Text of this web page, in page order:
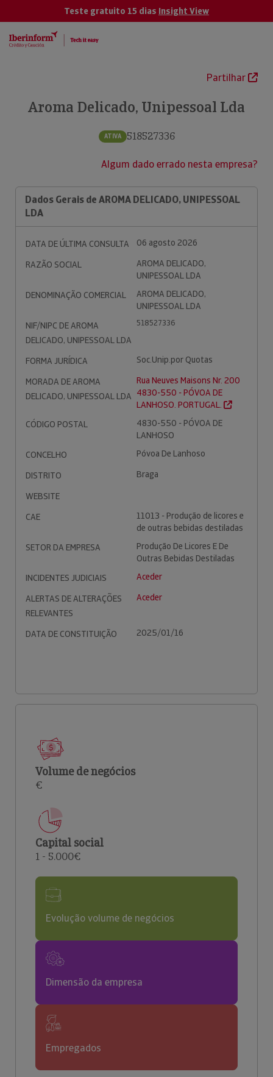
Teste gratuito 15 dias Insight View
Partilhar
Aroma Delicado, Unipessoal Lda
ATIVA 518527336
Algum dado errado nesta empresa?
Dados Gerais de AROMA DELICADO, UNIPESSOAL
LDA
DATA DE ÚLTIMA CONSULTA
06 agosto 2026
RAZÃO SOCIAL
AROMA DELICADO,
UNIPESSOAL LDA
DENOMINAÇÃO COMERCIAL
AROMA DELICADO,
UNIPESSOAL LDA
NIF/NIPC DE AROMA
DELICADO, UNIPESSOAL LDA
518527336
FORMA JURÍDICA
Soc.Unip.por Quotas
MORADA DE AROMA
DELICADO, UNIPESSOAL LDA
Rua Neuves Maisons Nr. 200
4830-550 - PÓVOA DE
LANHOSO. PORTUGAL.
CÓDIGO POSTAL
4830-550 - PÓVOA DE
LANHOSO
CONCELHO
Póvoa De Lanhoso
DISTRITO
Braga
WEBSITE
CAE
11013 - Produção de licores e
de outras bebidas destiladas
SETOR DA EMPRESA
Produção De Licores E De
Outras Bebidas Destiladas
INCIDENTES JUDICIAIS
Aceder
ALERTAS DE ALTERAÇÕES
RELEVANTES
Aceder
DATA DE CONSTITUIÇÃO 2025/01/16
Volume de negócios
€
Capital social
1 - 5.000€
Evolução volume de negócios
Dimensão da empresa
Empregados